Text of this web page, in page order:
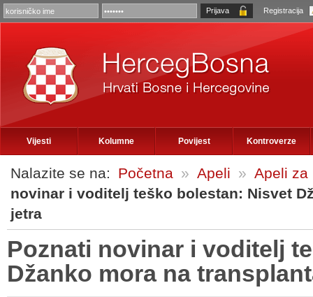
Registracija
Vijesti Kolumne Povijest Kontroverze
Nalazite se na: Početna » Apeli » Apeli za
novinar i voditelj teško bolestan: Nisvet
jetra
Poznati novinar i voditelj
Džanko mora na